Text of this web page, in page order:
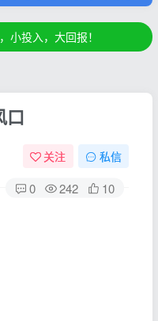
小投入，大回报！
投入，大回报！
口
关注 私信
0 242 10